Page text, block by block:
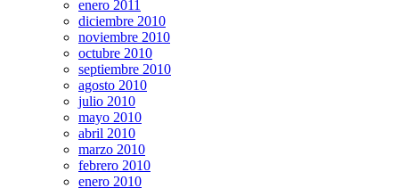
enero 2011
diciembre 2010
noviembre 2010
octubre 2010
septiembre 2010
agosto 2010
julio 2010
mayo 2010
abril 2010
marzo 2010
febrero 2010
enero 2010